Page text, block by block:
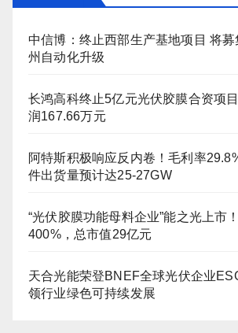
中信博：终止西部生产基地项目 将募
州自动化升级
长鸿高科终止5亿元光伏胶膜合资项
润167.66万元
阿特斯积极响应反内卷！毛利率
件出货量预计达25-27GW
“光伏胶膜功能母料企业”能之光上市
400%，总市值29亿元
天合光能荣登BNEF全球光伏企业
领行业绿色可持续发展